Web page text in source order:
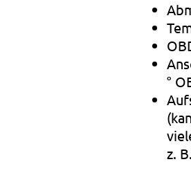
°
z.